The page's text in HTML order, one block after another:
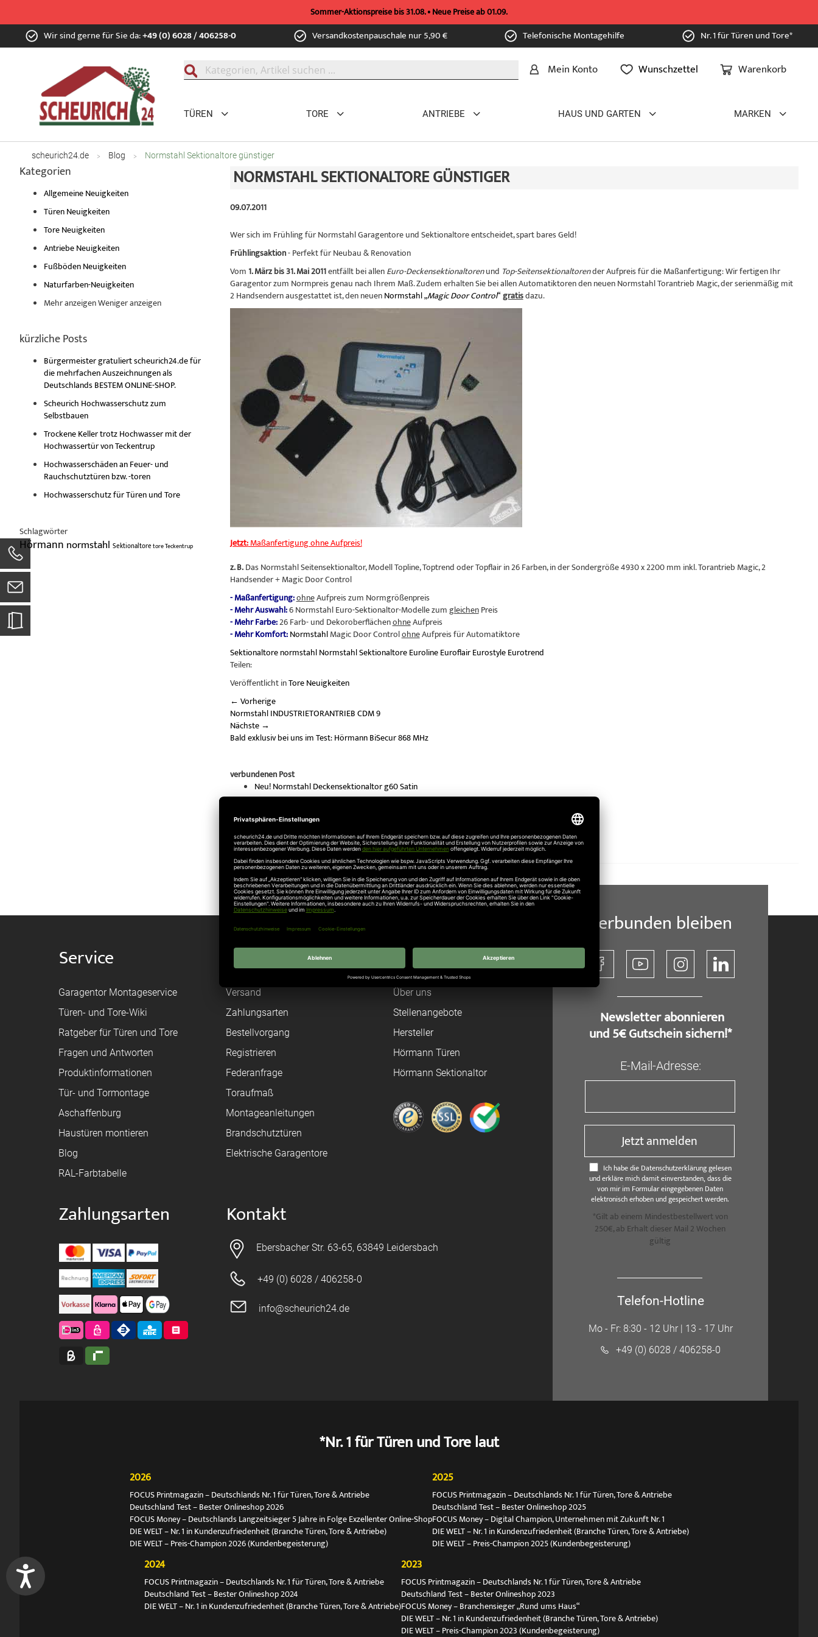
Sommer-Aktionspreise bis 31.08. • Neue Preise ab 01.09.
Zum
Inhalt Wir sind gerne für Sie da:+49 (0) 6028 / 406258-0 Versandkostenpauschale nur 5,90 € Telefonische Montagehilfe Nr. 1 für Türen und Tore*
Warenkorb
Mein Konto Wunschzettel
TÜREN TORE ANTRIEBE HAUS UND GARTEN MARKEN
scheurich24.de Blog Normstahl Sektionaltore günstiger
NORMSTAHL SEKTIONALTORE GÜNSTIGER
09.07.2011
Wer sich im Frühling für Normstahl Garagentore und Sektionaltore entscheidet, spart bares Geld!
Frühlingsaktion- Perfekt für Neubau & Renovation
Vom 1. März bis 31. Mai 2011entfällt bei allenEuro-Deckensektionaltorenund Top-Seitensektionaltorender Aufpreis für die Maßanfertigung: Wir fertigen Ihr
Garagentor zum Normpreis genau nach Ihrem Maß. Zudem erhalten Sie bei allen Automatiktoren den neuen Normstahl Torantrieb Magic, der serienmäßig mit
2 Handsendern ausgestattet ist, den neuenNormstahl „MagicDoor Control“gratisdazu.
Jetzt:Maßanfertigung ohne Aufpreis!
z. B.Das Normstahl Seitensektionaltor, Modell Topline, Toptrend oder Topflair in 26 Farben, in der Sondergröße 4930 x 2200 mm inkl. Torantrieb Magic, 2
Handsender + Magic Door Control
- Maßanfertigung:ohneAufpreis zum Normgrößenpreis
- Mehr Auswahl:6 Normstahl Euro-Sektionaltor-Modelle zumgleichenPreis
- Mehr Farbe:26 Farb- und DekoroberflächenohneAufpreis
- Mehr Komfort:NormstahlMagic Door ControlohneAufpreis für Automatiktore
SektionaltorenormstahlNormstahl SektionaltoreEurolineEuroflairEurostyleEurotrend
Teilen:
Veröffentlicht inTore Neuigkeiten
← Vorherige
Normstahl INDUSTRIETORANTRIEB CDM 9
Nächste →
Bald exklusiv bei uns im Test: Hörmann BiSecur 868 MHz
verbundenen Post
Neu! Normstahl Deckensektionaltor g60 Satin
Normstahl Garagentor-Aktion BaseMatic
Kategorien
Allgemeine Neuigkeiten
Türen Neuigkeiten
Tore Neuigkeiten
Antriebe Neuigkeiten
Fußböden Neuigkeiten
Naturfarben-Neuigkeiten
Mehr anzeigenWeniger anzeigen
kürzliche Posts
Bürgermeister gratuliert scheurich24.de für
die mehrfachen Auszeichnungen als
Deutschlands BESTEM ONLINE-SHOP.
Scheurich Hochwasserschutz zum
Selbstbauen
Trockene Keller trotz Hochwasser mit der
Hochwassertür von Teckentrup
Hochwasserschäden an Feuer- und
Rauchschutztüren bzw. -toren
Hochwasserschutz für Türen und Tore
Schlagwörter
Hörmann normstahl SektionaltoretoreTeckentrup
Service
Garagentor Montageservice
Türen- und Tore-Wiki
Ratgeber für Türen und Tore
Fragen und Antworten
Produktinformationen
Tür- und Tormontage
Aschaffenburg
Haustüren montieren
Blog
RAL-Farbtabelle
Shop
Versand
Zahlungsarten
Bestellvorgang
Registrieren
Federanfrage
Toraufmaß
Montageanleitungen
Brandschutztüren
Elektrische Garagentore
Unternehmen
Über uns
Stellenangebote
Hersteller
Hörmann Türen
Hörmann Sektionaltor
Zahlungsarten Kontakt
Ebersbacher Str. 63-65, 63849 Leidersbach
+49 (0) 6028 / 406258-0
info@scheurich24.de
Verbunden bleiben
​ Newsletter abonnieren
und 5€ Gutschein sichern!*
E-Mail-Adresse:
Jetzt anmelden
Ich habe die Datenschutzerklärung gelesen
und erkläre mich damit einverstanden, dass die
von mir im Formular eingegebenen Daten
elektronisch erhoben und gespeichert werden.
*Gilt ab einem Mindestbestellwert von
250€, ab Erhalt dieser Mail 2 Wochen
gültig
Telefon-Hotline
Mo - Fr: 8:30 - 12 Uhr | 13 - 17 Uhr
+49 (0) 6028 / 406258-0
*Nr. 1 für Türen und Tore laut
2026
FOCUS Printmagazin – Deutschlands Nr. 1 für Türen, Tore & Antriebe
Deutschland Test – Bester Onlineshop 2026
FOCUS Money – Deutschlands Langzeitsieger 5 Jahre in Folge Exzellenter Online-Shop
DIE WELT – Nr. 1 in Kundenzufriedenheit (Branche Türen, Tore & Antriebe)
DIE WELT – Preis-Champion 2026 (Kundenbegeisterung)
2025
FOCUS Printmagazin – Deutschlands Nr. 1 für Türen, Tore & Antriebe
Deutschland Test – Bester Onlineshop 2025
FOCUS Money – Digital Champion, Unternehmen mit Zukunft Nr. 1
DIE WELT – Nr. 1 in Kundenzufriedenheit (Branche Türen, Tore & Antriebe)
DIE WELT – Preis-Champion 2025 (Kundenbegeisterung)
2024
FOCUS Printmagazin – Deutschlands Nr. 1 für Türen, Tore & Antriebe
Deutschland Test – Bester Onlineshop 2024
DIE WELT – Nr. 1 in Kundenzufriedenheit (Branche Türen, Tore & Antriebe)
2023
FOCUS Printmagazin – Deutschlands Nr. 1 für Türen, Tore & Antriebe
Deutschland Test – Bester Onlineshop 2023
FOCUS Money – Branchensieger „Rund ums Haus“
DIE WELT – Nr. 1 in Kundenzufriedenheit (Branche Türen, Tore & Antriebe)
DIE WELT – Preis-Champion 2023 (Kundenbegeisterung)